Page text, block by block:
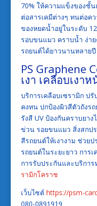
70% ให้ความแข็งของชั้
ต่อสารเคมีต่างๆ ทนต่อค
ของหยดน้ำอยู่ในระดับ
รอบขนแมว คราบน้ำ ง่า
รถยนต์ได้ยาวนานหลายปี
PS Graphene
เงา เคลือบเงาห
บริการเคลือบเซรามิก ป
คงทน ปกป้องผิวสีตัวถังร
รังสี UV ป้องกันคราบยา
ข่วน รอยขนแมว สิ่งสกป
สีรถยนต์ให้เงางาม ช่วย
รถยนต์ในระยะยาว การ
การรับประกันและบริการ
รามิกโคราช
เว็บไซต์ https://psm-
080-0891919